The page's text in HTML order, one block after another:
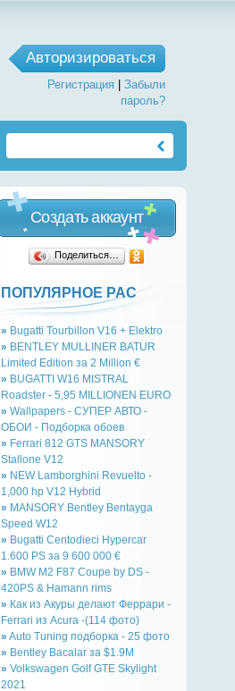
Авторизироваться
Регистрация |Забыли
пароль?
Создать аккаунт
Поделиться…
ПОПУЛЯРНОЕ РАС
» Bugatti Tourbillon V16 + Elektro
» BENTLEY MULLINER BATUR
Limited Edition за 2 Million €
» BUGATTI W16 MISTRAL
Roadster - 5,95 MILLIONEN EURO
» Wallpapers - СУПЕР АВТО -
ОБОИ - Подборка обоев
» Ferrari 812 GTS MANSORY
Stallone V12
» NEW Lamborghini Revuelto -
1,000 hp V12 Hybrid
» MANSORY Bentley Bentayga
Speed W12
» Bugatti Centodieci Hypercar
1.600 PS за 9 600 000 €
» BMW M2 F87 Coupe by DS -
420PS & Hamann rims
» Как из Акуры делают Феррари -
Ferrari из Acura -(114 фото)
» Auto Tuning подборка - 25 фото
» Bentley Bacalar за $1.9M
» Volkswagen Golf GTE Skylight
2021